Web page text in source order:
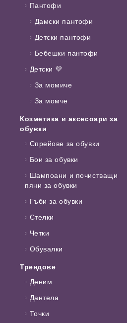
Пантофи
Дамски пантофи
Детски пантофи
Бебешки пантофи
Детски 💜
За момиче
За момче
Козметика и аксесоари за
обувки
Спрейове за обувки
Бои за обувки
Шампоани и почистващи
пяни за обувки
Гъби за обувки
Стелки
Четки
Обувалки
Трендове
Деним
Дантела
Точки